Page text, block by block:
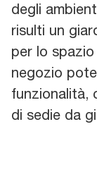
degli
risulti un
per lo
negozio
funzionalità,
di sedie da